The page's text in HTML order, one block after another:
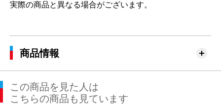
実際の商品と異なる場合がございます。
商品情報
この商品を見た人は
こちらの商品も見ています